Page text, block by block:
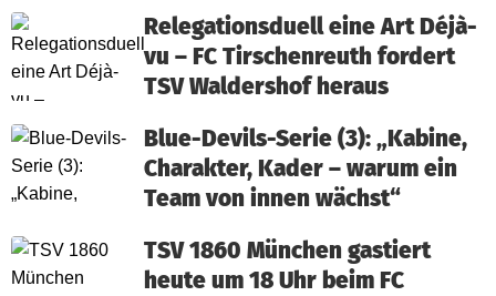
Relegationsduell eine Art Déjà-
vu – FC Tirschenreuth fordert
TSV Waldershof heraus
Blue-Devils-Serie (3): „Kabine,
Charakter, Kader – warum ein
Team von innen wächst“
TSV 1860 München gastiert
heute um 18 Uhr beim FC